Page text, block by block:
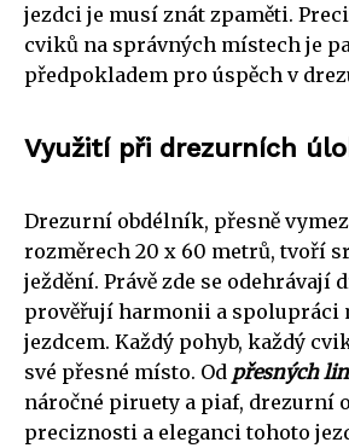
jezdci je musí znát zpaměti.
cviků na správných místech je
předpokladem pro úspěch v
Využití při drezurních
Drezurní obdélník, přesně
rozměrech 20 x 60 metrů, tvoří
ježdění. Právě zde se odehrávají
prověřují harmonii a spolupráci
jezdcem. Každý pohyb, každý
své přesné místo. Od přesných
náročné piruety a piaf, drezurní
preciznosti a eleganci tohoto